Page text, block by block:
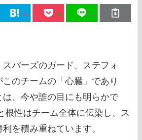
パーズのガード、ステフォ
のチームの「心臓」であり
は、今や誰の目にも明らかで
根性はチーム全体に伝染し、ス
を積み重ねています。